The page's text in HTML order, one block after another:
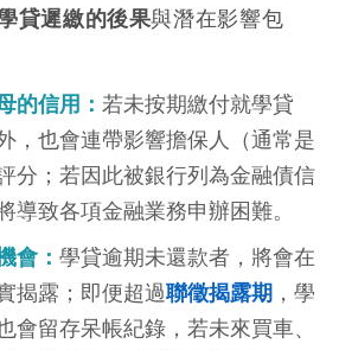
貸遲繳的後果與潛在影響包
的信用： 若未按期繳付就學貸
，也會連帶影響擔保人（通常是
分；若因此被銀行列為金融債信
導致各項金融業務申辦困難。
會： 學貸逾期未還款者，將會在
揭露；即便超過聯徵揭露期 ，學
會留存呆帳紀錄，若未來買車、